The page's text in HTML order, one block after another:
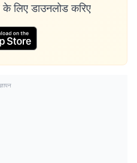
लिए डाउनलोड करिए